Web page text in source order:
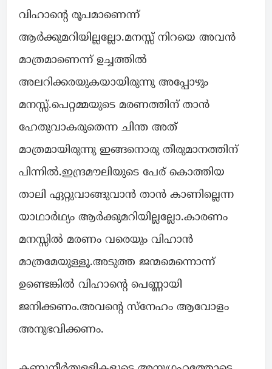
വിഹാന്റെ രൂപമാണെന്ന്
ആർക്കുമറിയില്ലല്ലോ.മനസ്സ് നിറയെ അവൻ
മാത്രമാണെന്ന് ഉച്ചത്തിൽ
അലറിക്കരയുകയായിരുന്നു അപ്പോഴും
മനസ്സ്.പെറ്റമ്മയുടെ മരണത്തിന് താൻ
ഹേതുവാകരുതെന്ന ചിന്ത അത്
മാത്രമായിരുന്നു ഇങ്ങനൊരു തീരുമാനത്തിന്
പിന്നിൽ.ഇന്ദ്രമൗലിയുടെ പേര് കൊത്തിയ
താലി ഏറ്റുവാങ്ങുവാൻ താൻ കാണില്ലെന്ന
യാഥാർഥ്യം ആർക്കുമറിയില്ലല്ലോ.കാരണം
മനസ്സിൽ മരണം വരെയും വിഹാൻ
മാത്രമേയുള്ളൂ.അടുത്ത ജന്മമെന്നൊന്ന്
ഉണ്ടെങ്കിൽ വിഹാന്റെ പെണ്ണായി
ജനിക്കണം.അവന്റെ സ്നേഹം ആവോളം
അനുഭവിക്കണം.